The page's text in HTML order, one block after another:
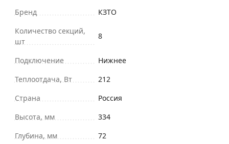
Бренд
КЗТО
Количество секций,
шт
8
Подключение
Нижнее
Теплоотдача, Вт
212
Страна
Россия
Высота, мм
334
Глубина, мм
72